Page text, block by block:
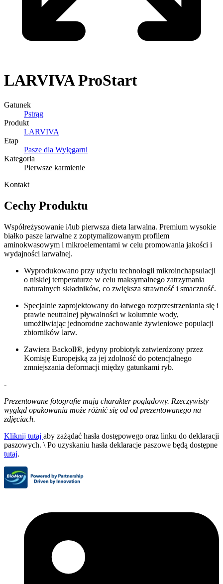
LARVIVA ProStart
Gatunek
Pstrąg
Produkt
LARVIVA
Etap
Pasze dla Wylęgarni
Kategoria
Pierwsze karmienie
Kontakt
Cechy Produktu
Współreżysowanie i/lub pierwsza dieta larwalna. Premium wysokie
białko pasze larwalne z zoptymalizowanym profilem
aminokwasowym i mikroelementami w celu promowania jakości i
wydajności larwalnej.
Wyprodukowano przy użyciu technologii mikroinchapsulacji
o niskiej temperaturze w celu maksymalnego zatrzymania
naturalnych składników, co zwiększa strawność i smaczność.
Specjalnie zaprojektowany do łatwego rozprzestrzeniania się i
prawie neutralnej pływalności w kolumnie wody,
umożliwiając jednorodne zachowanie żywieniowe populacji
zbiorników larw.
Zawiera Backoll®, jedyny probiotyk zatwierdzony przez
Komisję Europejską za jej zdolność do potencjalnego
zmniejszania deformacji między gatunkami ryb.
-
Prezentowane fotografie mają charakter poglądowy. Rzeczywisty
wygląd opakowania może różnić się od od prezentowanego na
zdjęciach.
Kliknij tutaj aby zażądać hasła dostępowego oraz linku do deklaracji
paszowych. \ Po uzyskaniu hasła deklaracje paszowe będą dostępne
tutaj.